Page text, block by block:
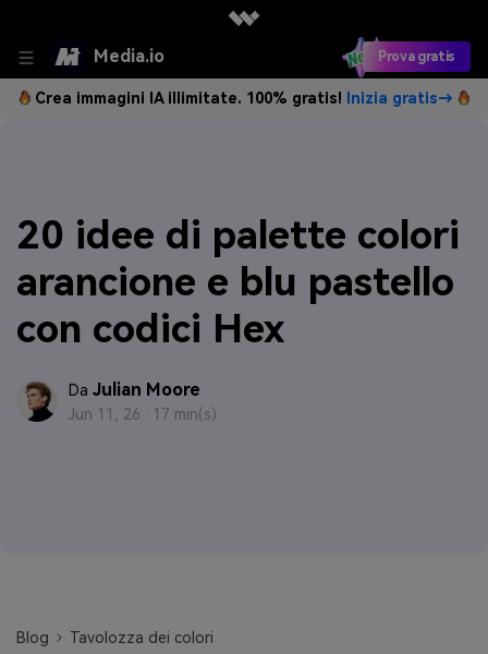
Media.io Prova gratis
Crea immagini IA illimitate. 100% gratis! Inizia gratis→
20 idee di palette colori
arancione e blu pastello
con codici Hex
Da Julian Moore
Jun 11, 26 · 17 min(s)
Blog
Tavolozza dei colori